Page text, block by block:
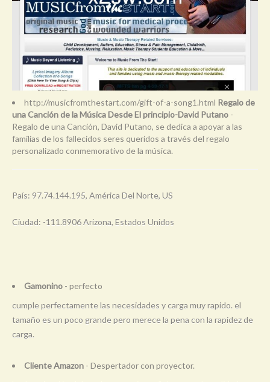
http://musicfromthestart.com/gift-of-a-song1.html Regalo de
una Canción de la Música Desde El principio-David Putano -
Regalo de una Canción, David Putano, se dedica a apoyar a las
familias de los fallecidos seres queridos a través del regalo
personalizado conmemorativo de la música.
País: 97.74.144.195, América Del Norte, US
Ciudad: -111.8906 Arizona, Estados Unidos
Gamonino - perfecto
cumple perfectamente las necesidades y carga muy rapido. el
tamaño es un poco grande pero merece la pena con la rapidez de
carga.
Cliente Amazon - Despertador con proyector.